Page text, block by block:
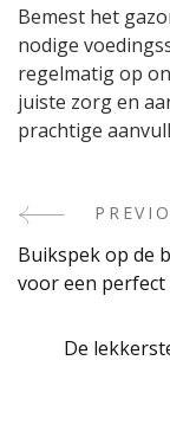
Bemest het
nodige
regelmatig op
juiste zorg en
prachtige
Post
Buikspek op de
voor een
De